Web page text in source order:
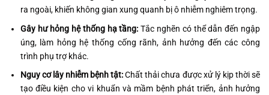
ra ngoài, khiến không gian xung quanh bị ô nhiễm nghiêm trọng.
Gây hư hỏng hệ thống hạ tầng: Tắc nghẽn có thể dẫn đến ngập
úng, làm hỏng hệ thống cống rãnh, ảnh hưởng đến các công
trình phụ trợ khác.
Nguy cơ lây nhiễm bệnh tật:Chất thải chưa được xử lý kịp thời sẽ
tạo điều kiện cho vi khuẩn và mầm bệnh phát triển, ảnh hưởng